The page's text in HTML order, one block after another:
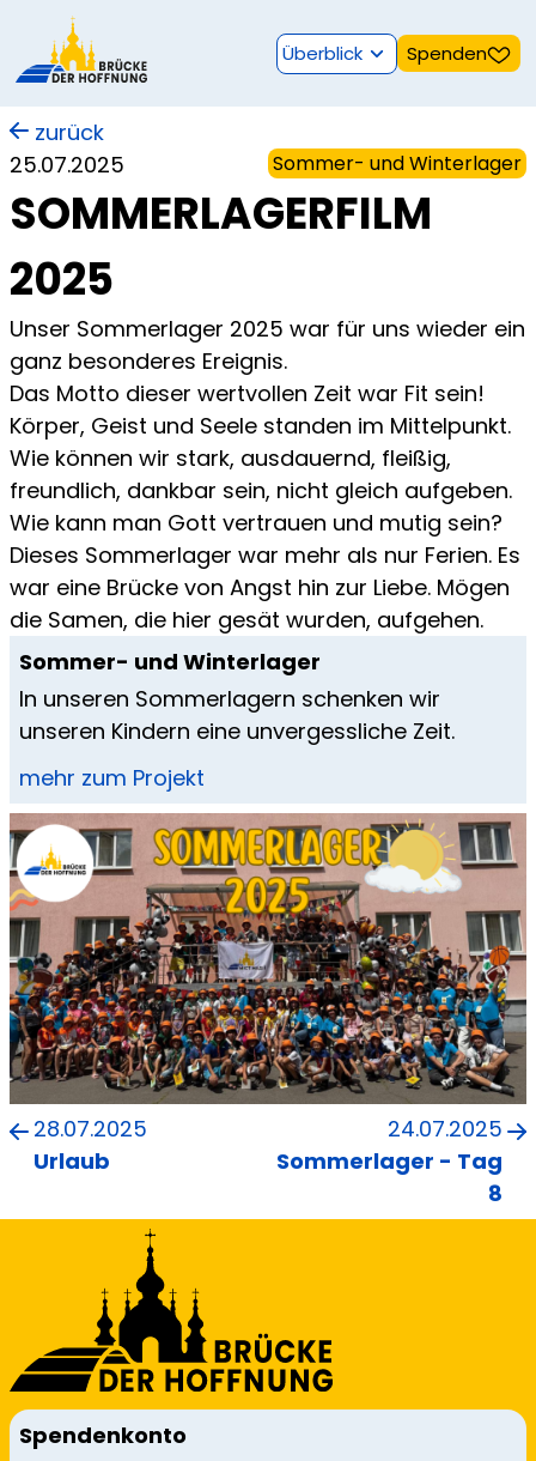
Spenden
Überblick
zurück
25.07.2025
Sommer- und Winterlager
SOMMERLAGERFILM
2025
Unser Sommerlager 2025 war für uns wieder ein
ganz besonderes Ereignis.
Das Motto dieser wertvollen Zeit war Fit sein!
Körper, Geist und Seele standen im Mittelpunkt.
Wie können wir stark, ausdauernd, fleißig,
freundlich, dankbar sein, nicht gleich aufgeben.
Wie kann man Gott vertrauen und mutig sein?
Dieses Sommerlager war mehr als nur Ferien. Es
war eine Brücke von Angst hin zur Liebe. Mögen
die Samen, die hier gesät wurden, aufgehen.
Sommer- und Winterlager
In unseren Sommerlagern schenken wir
unseren Kindern eine unvergessliche Zeit.
mehr zum Projekt
28.07.2025
Urlaub
24.07.2025
Sommerlager - Tag
8
Spendenkonto